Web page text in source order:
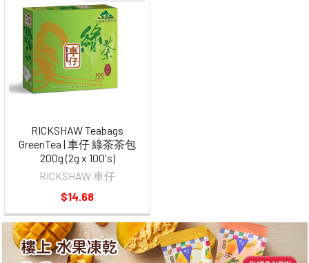
RICKSHAW Teabags
GreenTea | 車仔 綠茶茶包
200g (2g x 100's)
RICKSHAW 車仔
$14.68